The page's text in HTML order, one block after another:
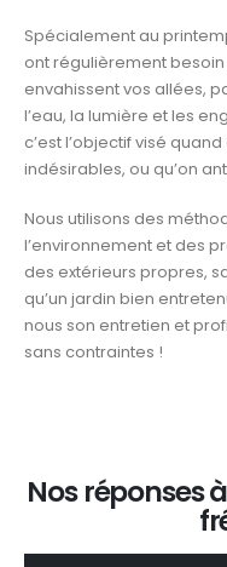
Spécialement au
ont régulièrement
envahissent vos allées,
l’eau, la lumière et les
c’est l’objectif visé
indésirables, ou qu’on
Nous utilisons des
l’environnement et des
des extérieurs propres,
qu’un jardin bien
nous son entretien et
sans contraintes !
Nos réponses